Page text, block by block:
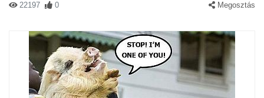
22197 0 Megosztás